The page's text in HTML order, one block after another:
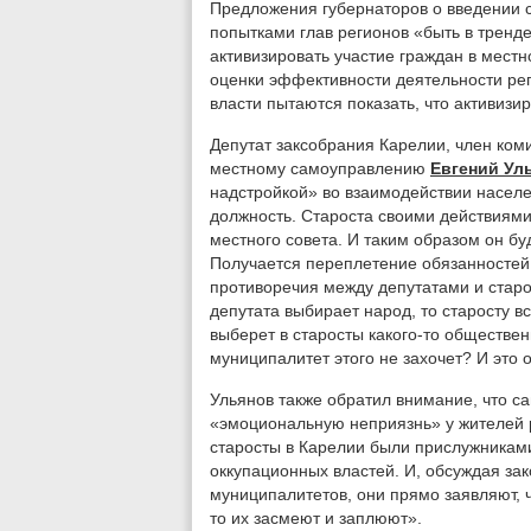
Предложения губернаторов о введении
попытками глав регионов «быть в
активизировать участие граждан в
оценки эффективности деятельности
власти пытаются показать, что
Депутат заксобрания Карелии, член
местному самоуправлению Евгений
надстройкой» во взаимодействии
должность. Староста своими
местного совета. И таким образом он
Получается переплетение
противоречия между депутатами и
депутата выбирает народ, то старосту
выберет в старосты какого-то
муниципалитет этого не захочет? И
Ульянов также обратил внимание, что
«эмоциональную неприязнь» у
старосты в Карелии были
оккупационных властей. И, обсуждая
муниципалитетов, они прямо заявляют,
то их засмеют и заплюют».